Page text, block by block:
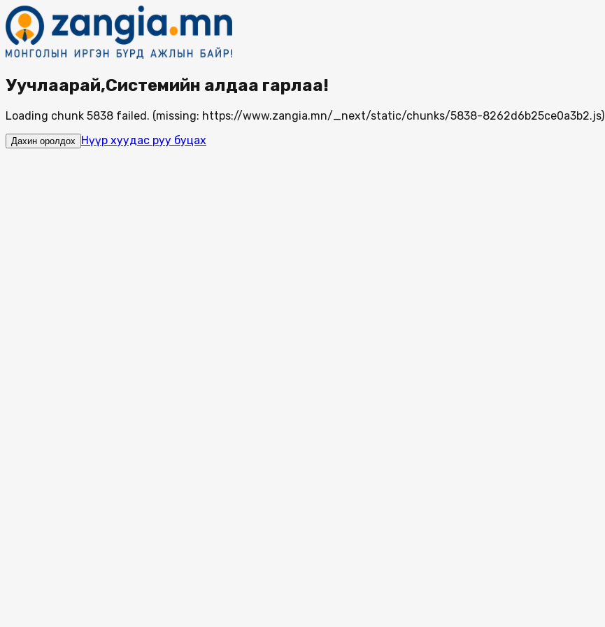
Уучлаарай,Системийн алдаа гарлаа!
Loading chunk 5838 failed. (missing: https://www.zangia.mn/_next/static/chunks/5838-8262d6b25ce0a3b2.js)
Дахин оролдох Нүүр хуудас руу буцах